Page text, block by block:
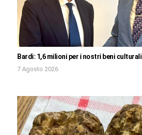
Bardi: 1,6 milioni per i nostri beni culturali
7 Agosto 2026